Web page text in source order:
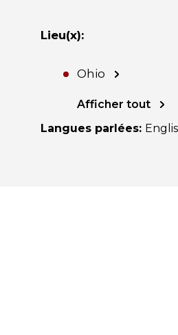
Lieu(x):
Ohio
Afficher tout
Langues parlées: